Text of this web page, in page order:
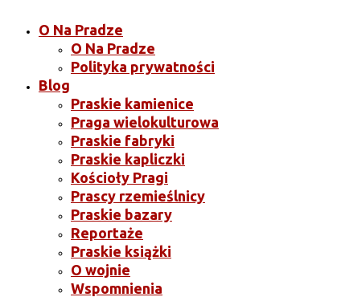
O Na Pradze
O Na Pradze
Polityka prywatności
Blog
Praskie kamienice
Praga wielokulturowa
Praskie fabryki
Praskie kapliczki
Kościoły Pragi
Prascy rzemieślnicy
Praskie bazary
Reportaże
Praskie książki
O wojnie
Wspomnienia